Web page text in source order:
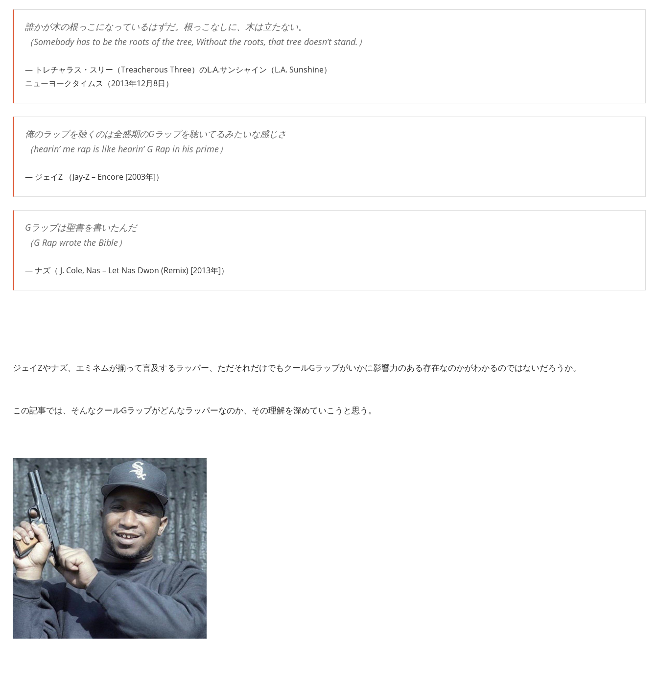
誰かが木の根っこになっているはずだ。根っこなしに、木は立たない。
（Somebody has to be the roots of the tree, Without the roots, that tree doesn’t stand.）
トレチャラス・スリー（Treacherous Three）のL.A.サンシャイン（L.A. Sunshine）
ニューヨークタイムス（2013年12月8日）
俺のラップを聴くのは全盛期のGラップを聴いてるみたいな感じさ
（hearin’ me rap is like hearin’ G Rap in his prime）
ジェイZ （Jay-Z – Encore [2003年]）
Gラップは聖書を書いたんだ
（G Rap wrote the Bible）
ナズ（ J. Cole, Nas – Let Nas Dwon (Remix) [2013年]）
ジェイZやナズ、エミネムが揃って言及するラッパー、ただそれだけでもクールGラップがいかに影響力のある存在なのかがわかるのではないだろうか。
この記事では、そんなクールGラップがどんなラッパーなのか、その理解を深めていこうと思う。